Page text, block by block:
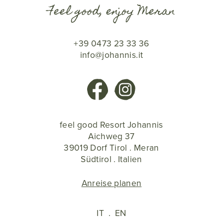
feel good Resort Johannis
Aichweg 37
39019 Dorf Tirol . Meran
Südtirol . Italien
Anreise planen
Feel good, enjoy Meran
+39 0473 23 33 36
info@johannis.it
IT . EN